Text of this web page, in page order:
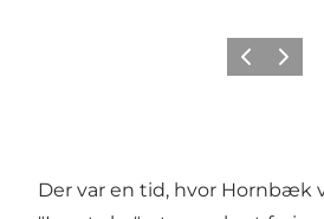
ForrigeNæste
Der var en tid, hvor Hornbæk